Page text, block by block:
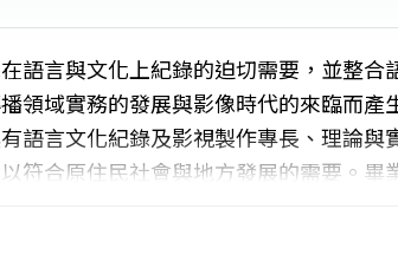
語言與文化上紀錄的迫切需要，並整
領域實務的發展與影像時代的來臨而
語言文化紀錄及影視製作專長、理論
符合原住民社會與地方發展的需要。